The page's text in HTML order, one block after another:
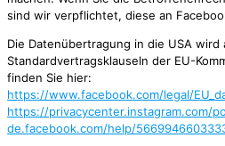
sind wir verpflichtet, diese an
Die Datenübertragung in die USA wird
Standardvertragsklauseln der EU-
finden Sie hier:
https://www.facebook.com/legal/
https://privacycenter.instagram.com/
de.facebook.com/help/